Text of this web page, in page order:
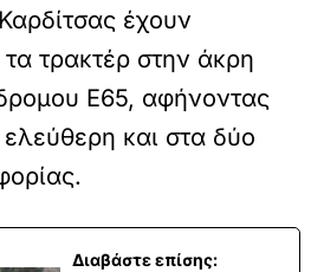
έχουν
τρακτέρ στην άκρη
Ε65, αφήνοντας
και στα δύο
Διαβάστε επίσης: